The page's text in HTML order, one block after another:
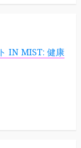
IN MIST: 健康